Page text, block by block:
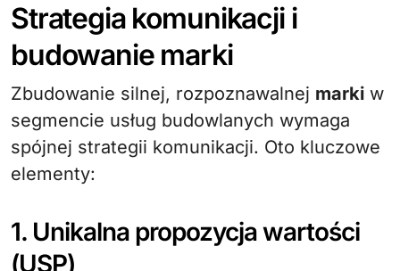
Strategia komunikacji i
budowanie marki
Zbudowanie silnej, rozpoznawalnej marki w
segmencie usług budowlanych wymaga
spójnej strategii komunikacji. Oto kluczowe
elementy:
1. Unikalna propozycja wartości
(USP)